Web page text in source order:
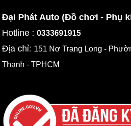
Đại Phát Auto (Đồ chơi - Phụ
Hotline :0333691915
Địa chỉ: 151 Nơ Trang Long -
Thạnh - TPHCM